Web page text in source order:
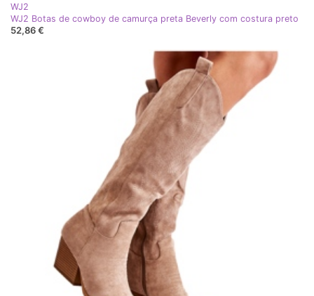
WJ2
WJ2 Botas de cowboy de camurça preta Beverly com costura preto
52,86 €